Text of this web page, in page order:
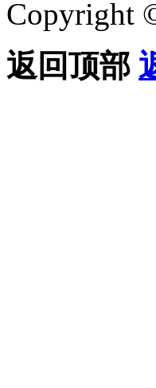
Copyright
返回顶部